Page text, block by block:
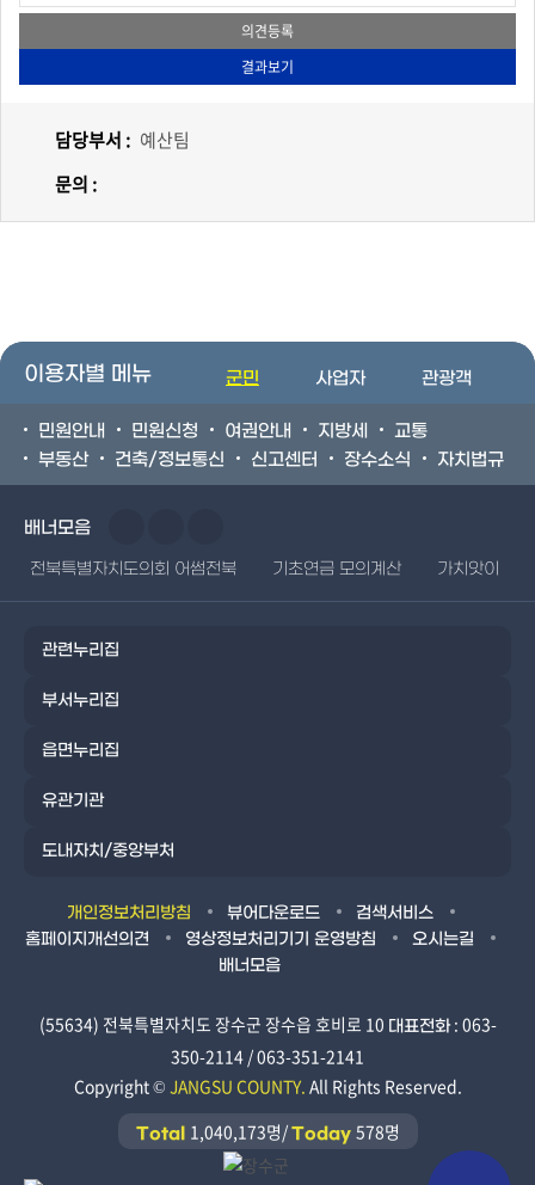
담당부서 : 예산팀
문의 :
이용자별 메뉴 군민 사업자 관광객
민원안내 민원신청 여권안내 지방세
교통
부동산
건축/정보통신 신고센터 장수소식 자치법규
배너모음
전북특별자치도의회 어썸전북 기초연금 모의계산 가치앗이
관련누리집
부서누리집
읍면누리집
유관기관
도내자치/중앙부처
개인정보처리방침 뷰어다운로드
검색서비스
홈페이지개선의견
영상정보처리기기 운영방침
오시는길
배너모음
(55634) 전북특별자치도 장수군 장수읍 호비로 10 대표전화: 063-
350-2114 / 063-351-2141
Copyright © JANGSU COUNTY. All Rights Reserved.
Total 1,040,173명/Today 578명